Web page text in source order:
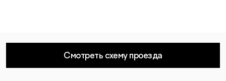
Смотреть схему проезда